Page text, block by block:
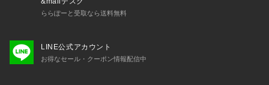
ららぽーと受取なら送料無料
LINE公式アカウント
お得なセール・クーポン情報配信中